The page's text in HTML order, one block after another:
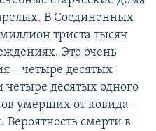
В Соединенных
триста тысяч
Это очень
– четыре десятых
четыре десятых одного
умерших от ковида –
Вероятность смерти в